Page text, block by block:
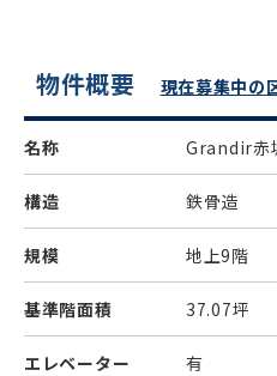
物件概要 現在募集中の
名称 Grandir赤
構造 鉄骨造
規模 地上9階
基準階面積 37.07坪
エレベーター 有